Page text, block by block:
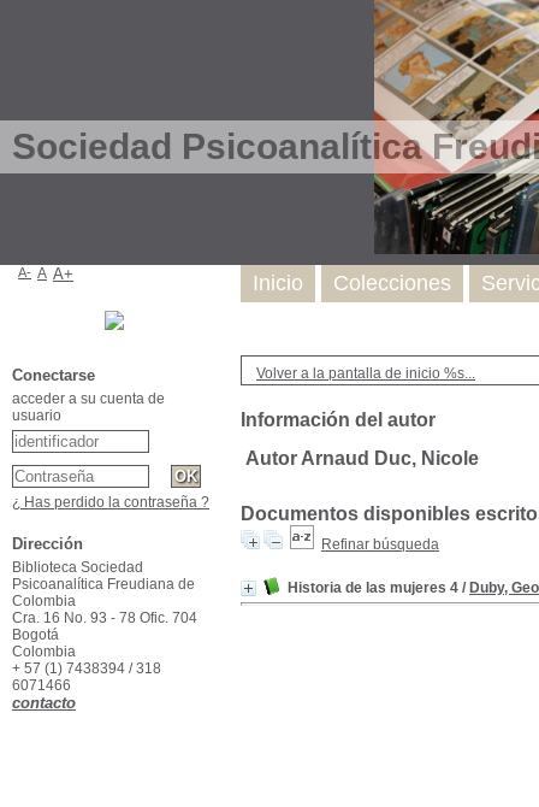
Sociedad Psicoanalítica
Volver a la pantalla de inicio %s...
Información del autor
Autor Arnaud Duc, Nicole
Documentos disponibles
Refinar búsqueda
Historia de las mujeres 4 / Duby,
Inicio Colecciones
A- A A+
Conectarse
acceder a su cuenta de
usuario
¿ Has perdido la contraseña ?
Dirección
Biblioteca Sociedad
Psicoanalítica Freudiana de
Colombia
Cra. 16 No. 93 - 78 Ofic. 704
Bogotá
Colombia
+ 57 (1) 7438394 / 318
6071466
contacto